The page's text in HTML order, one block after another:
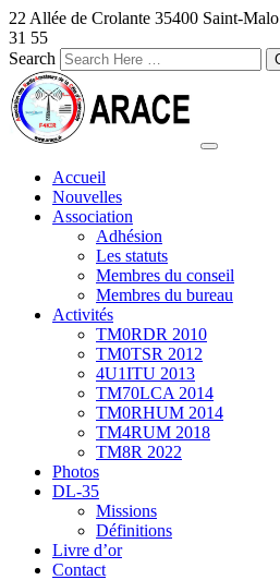
22 Allée de Crolante 35400 Saint-Malo
31 55
Search
Accueil
Nouvelles
Association
Adhésion
Les statuts
Membres du conseil
Membres du bureau
Activités
TM0RDR 2010
TM0TSR 2012
4U1ITU 2013
TM70LCA 2014
TM0RHUM 2014
TM4RUM 2018
TM8R 2022
Photos
DL-35
Missions
Définitions
Livre d’or
Contact